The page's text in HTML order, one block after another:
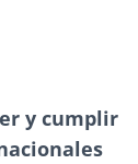
y cumplir